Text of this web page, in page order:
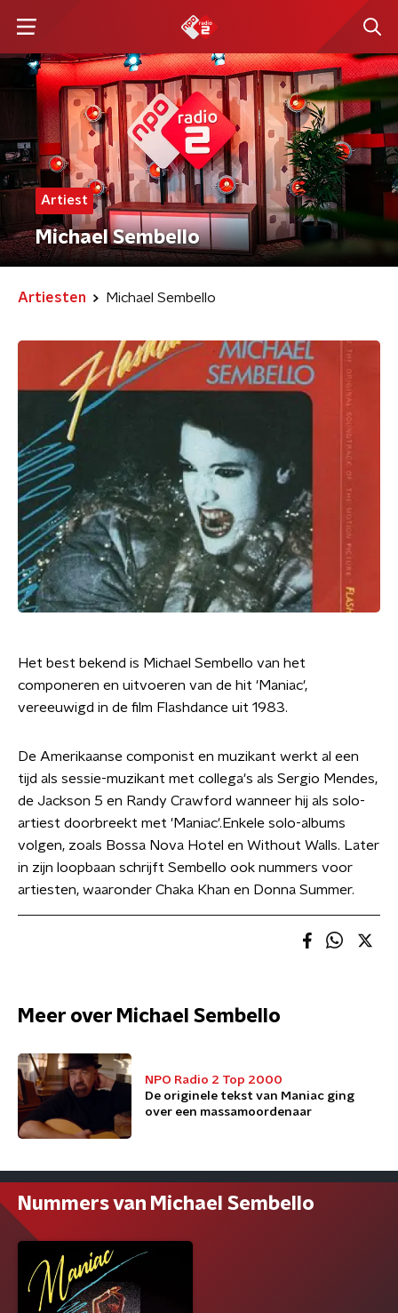
Artiest
Michael Sembello
Artiesten Michael Sembello
Het best bekend is Michael Sembello van het
componeren en uitvoeren van de hit 'Maniac',
vereeuwigd in de film Flashdance uit 1983.
De Amerikaanse componist en muzikant werkt al een
tijd als sessie-muzikant met collega's als Sergio Mendes,
de Jackson 5 en Randy Crawford wanneer hij als solo-
artiest doorbreekt met 'Maniac'.Enkele solo-albums
volgen, zoals Bossa Nova Hotel en Without Walls. Later
in zijn loopbaan schrijft Sembello ook nummers voor
artiesten, waaronder Chaka Khan en Donna Summer.
Meer over Michael Sembello
NPO Radio 2 Top 2000
De originele tekst van Maniac ging
over een massamoordenaar
Nummers van Michael Sembello